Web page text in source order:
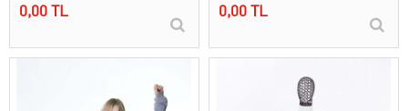
0,00 TL 0,00 TL